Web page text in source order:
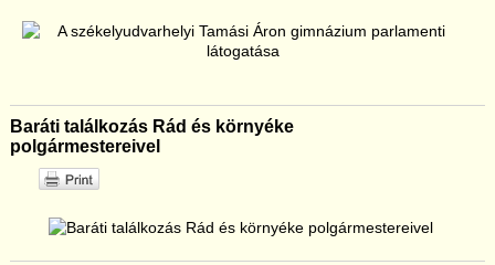
Baráti találkozás Rád és környéke
polgármestereivel